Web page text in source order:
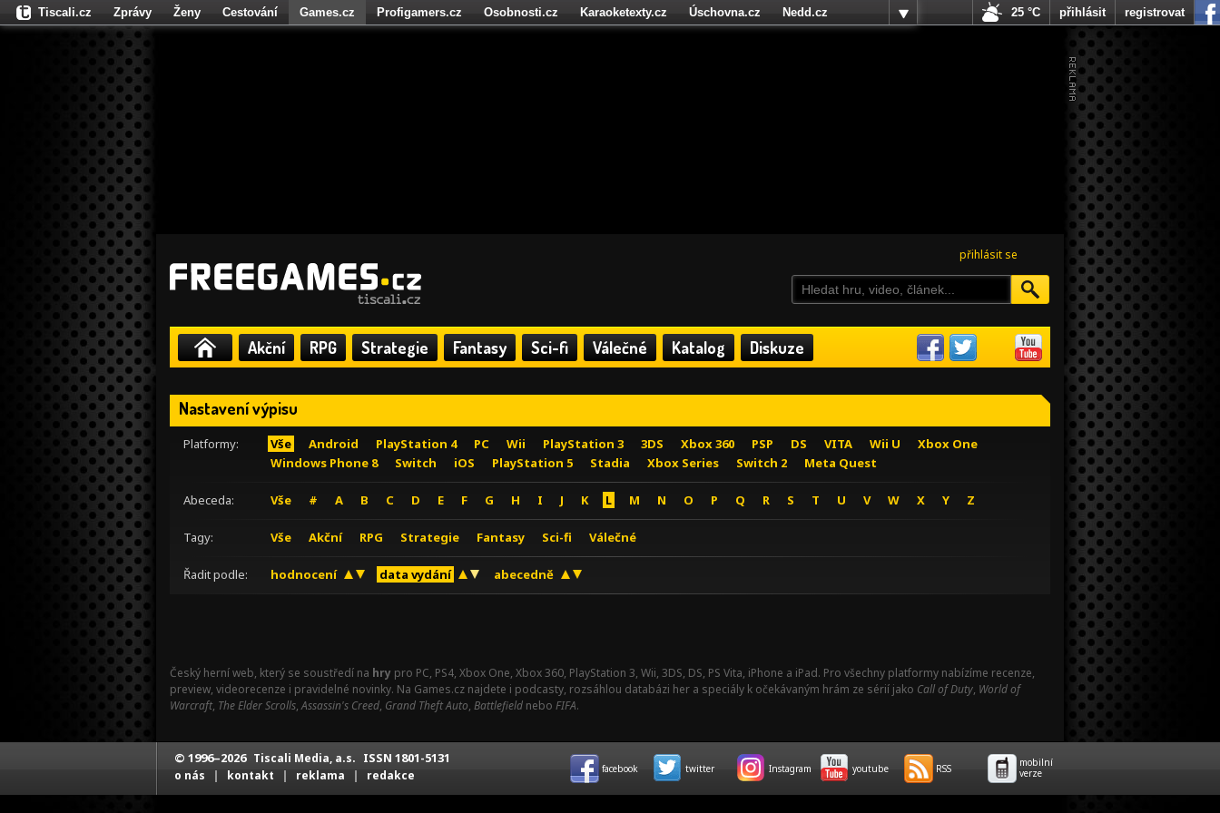
přihlásit se
Akční RPG Strategie Fantasy Sci-fi Válečné Katalog Diskuze
Nastavení výpisu
Platformy: Vše Android PlayStation 4 PC Wii PlayStation 3 3DS Xbox 360 PSP DS VITA Wii U
Xbox One
Windows Phone 8
Switch iOS PlayStation 5 Stadia Xbox Series Switch 2 Meta Quest
Abeceda: Vše # A B C D E F G H I J K L M N O P Q R S T U V W X Y Z
Tagy: Vše Akční RPG Strategie Fantasy Sci-fi Válečné
Řadit podle: hodnocení data vydání abecedně
Český herní web, který se soustředí na hry pro PC, PS4, Xbox One, Xbox 360, PlayStation 3, Wii, 3DS, DS, PS Vita, iPhone a iPad. Pro všechny platformy nabízíme recenze,
preview, videorecenze i pravidelné novinky. Na Games.cz najdete i podcasty, rozsáhlou databázi her a speciály k očekávaným hrám ze sérií jako Call of Duty, World of
Warcraft, The Elder Scrolls,Assassin's Creed, Grand Theft Auto, Battlefield nebo FIFA.
Tiscali.cz Zprávy Ženy Cestování Games.cz Profigamers.cz Osobnosti.cz Karaoketexty.cz Úschovna.cz
Nedd.cz
Fights.cz
25 °C přihlásit registrovat
© 1996–2026 Tiscali Media, a.s. ISSN 1801-5131
o nás | kontakt | reklama | redakce facebook twitter Instagram youtube RSS
mobilní
verze